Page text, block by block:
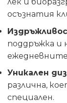
осъзнатия
поддръжка и
Уникален
различна,
специален.